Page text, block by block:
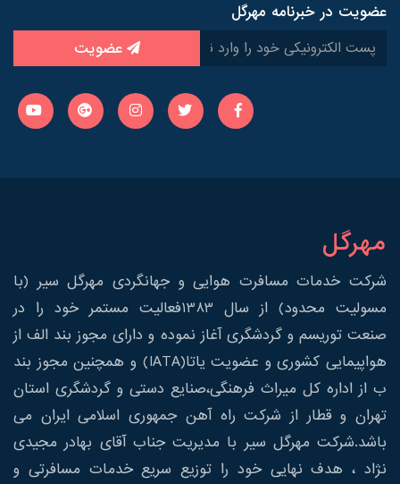
عضویت در خبرنامه مهرگل
عضویت
مهرگل
شرکت خدمات مسافرت هوایی و جهانگردی مهرگل سیر (با
مسولیت محدود) از سال 1383فعالیت مستمر خود را در
صنعت توریسم و گردشگری آغاز نموده و دارای مجوز بند الف از
هواپیمایی کشوری و عضویت یاتا(IATA) و همچنین مجوز بند
ب از اداره کل میراث فرهنگی،صنایع دستی و گردشگری استان
تهران و قطار از شرکت راه آهن جمهوری اسلامی ایران می
باشد.شرکت مهرگل سیر با مدیریت جناب آقای بهادر مجیدی
نژاد ، هدف نهایی خود را توزیع سریع خدمات مسافرتی و